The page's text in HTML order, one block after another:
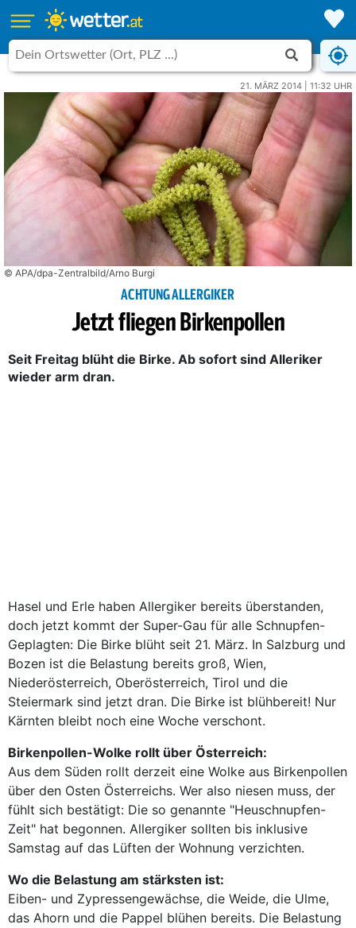
21. MÄRZ 2014 | 11:32 UHR
© APA/dpa-Zentralbild/Arno Burgi
ACHTUNG ALLERGIKER
Jetzt fliegen Birkenpollen
Seit Freitag blüht die Birke. Ab sofort sind Alleriker
wieder arm dran.
Hasel und Erle haben Allergiker bereits überstanden,
doch jetzt kommt der Super-Gau für alle Schnupfen-
Geplagten: Die Birke blüht seit 21. März. In Salzburg und
Bozen ist die Belastung bereits groß, Wien,
Niederösterreich, Oberösterreich, Tirol und die
Steiermark sind jetzt dran. Die Birke ist blühbereit! Nur
Kärnten bleibt noch eine Woche verschont.
Birkenpollen-Wolke rollt über Österreich:
Aus dem Süden rollt derzeit eine Wolke aus Birkenpollen
über den Osten Österreichs. Wer also niesen muss, der
fühlt sich bestätigt: Die so genannte "Heuschnupfen-
Zeit" hat begonnen. Allergiker sollten bis inklusive
Samstag auf das Lüften der Wohnung verzichten.
Wo die Belastung am stärksten ist:
Eiben- und Zypressengewächse, die Weide, die Ulme,
das Ahorn und die Pappel blühen bereits. Die Belastung